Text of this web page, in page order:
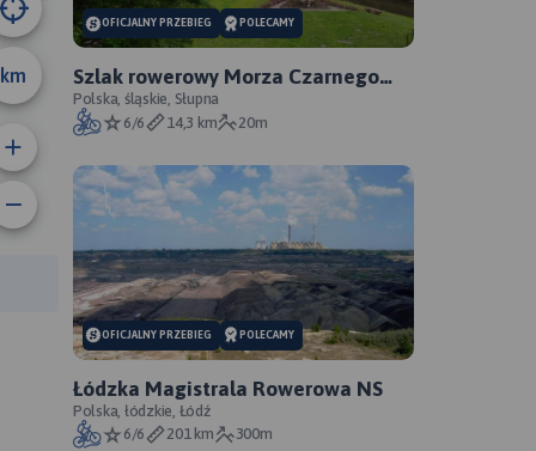
km
trasy:
OFICJALNY PRZEBIEG POLECAMY
Szlak rowerowy Morza Czarnego
Sosnowiec - oficjalny przebieg
Polska, śląskie, Słupna
6/6
14,3 km 20m
OFICJALNY PRZEBIEG POLECAMY
Łódzka Magistrala Rowerowa NS
Polska, łódzkie, Łódź
6/6
201 km 300m